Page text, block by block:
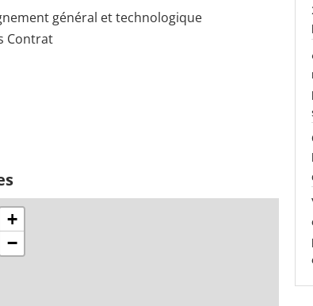
général et technologique
Contrat
+
−